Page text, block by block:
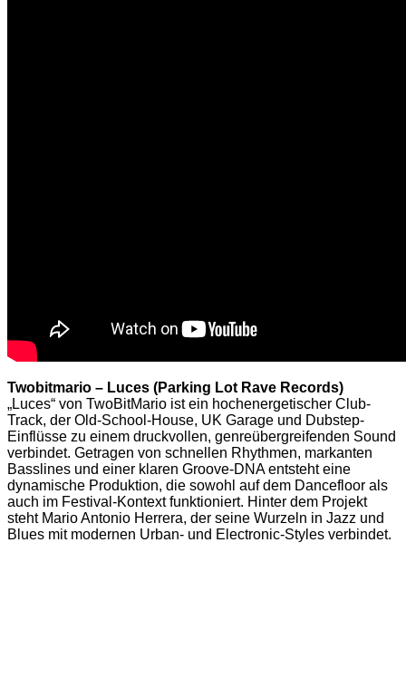
Twobitmario – Luces (Parking Lot Rave Records)
„Luces“ von TwoBitMario ist ein hochenergetischer Club-
Track, der Old-School-House, UK Garage und Dubstep-
Einflüsse zu einem druckvollen, genreübergreifenden Sound
verbindet. Getragen von schnellen Rhythmen, markanten
Basslines und einer klaren Groove-DNA entsteht eine
dynamische Produktion, die sowohl auf dem Dancefloor als
auch im Festival-Kontext funktioniert. Hinter dem Projekt
steht Mario Antonio Herrera, der seine Wurzeln in Jazz und
Blues mit modernen Urban- und Electronic-Styles verbindet.